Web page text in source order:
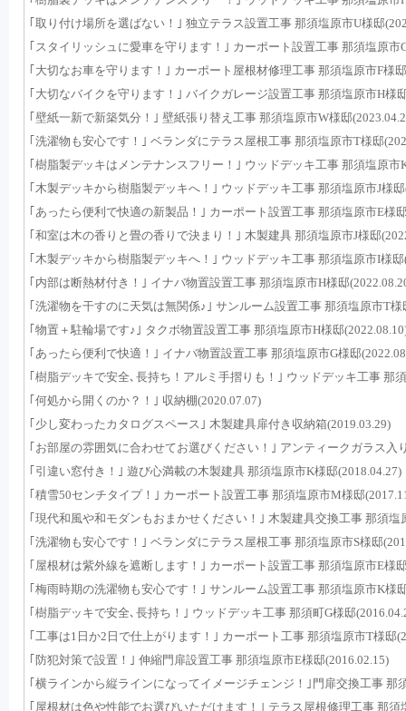
｢取り付け場所を選ばない！｣ 独立テラス設置工事 那須塩原市U様邸
｢スタイリッシュに愛車を守ります！｣ カーポート設置工事 那須塩原市
｢大切なお車を守ります！｣ カーポート屋根材修理工事 那須塩原市F様
｢大切なバイクを守ります！｣ バイクガレージ設置工事 那須塩原市H様
｢壁紙一新で新築気分！｣ 壁紙張り替え工事 那須塩原市W様邸
｢洗濯物も安心です！｣ ベランダにテラス屋根工事 那須塩原市T様邸
｢樹脂製デッキはメンテナンスフリー！｣ ウッドデッキ工事 那須塩原市
｢木製デッキから樹脂製デッキへ！｣ ウッドデッキ工事 那須塩原市J様
｢あったら便利で快適の新製品！｣ カーポート設置工事 那須塩原市E様
｢和室は木の香りと畳の香りで決まり！｣ 木製建具 那須塩原市J様邸
｢木製デッキから樹脂製デッキへ！｣ ウッドデッキ工事 那須塩原市I様邸
｢内部は断熱材付き！｣ イナバ物置設置工事 那須塩原市H様邸
｢洗濯物を干すのに天気は無関係♪｣ サンルーム設置工事 那須塩原市T様
｢物置＋駐輪場です♪｣ タクボ物置設置工事 那須塩原市H様邸
｢あったら便利で快適！｣ イナバ物置設置工事 那須塩原市G様邸
｢樹脂デッキで安全､長持ち！アルミ手摺りも！｣ ウッドデッキ工事 那
｢何処から開くのか？！｣ 収納棚(2020.07.07)
｢少し変わったカタログスペース｣ 木製建具扉付き収納箱(2019.03.29)
｢お部屋の雰囲気に合わせてお選びください！｣ アンティークガラス入
｢引違い窓付き！｣ 遊び心満載の木製建具 那須塩原市K様邸(2018.04.27)
｢積雪50センチタイプ！｣ カーポート設置工事 那須塩原市M様邸
｢現代和風や和モダンもおまかせください！｣ 木製建具交換工事 那須塩
｢洗濯物も安心です！｣ ベランダにテラス屋根工事 那須塩原市S様邸
｢屋根材は紫外線を遮断します！｣ カーポート設置工事 那須塩原市E様
｢梅雨時期の洗濯物も安心です！｣ サンルーム設置工事 那須塩原市K様
｢樹脂デッキで安全､長持ち！｣ ウッドデッキ工事 那須町G様邸
｢工事は1日か2日で仕上がります！｣ カーポート工事 那須塩原市T様邸
｢防犯対策で設置！｣ 伸縮門扉設置工事 那須塩原市E様邸(2016.02.15)
｢横ラインから縦ラインになってイメージチェンジ！｣門扉交換工事 那
｢屋根材は色や性能でお選びいただけます！｣ テラス屋根修理工事 那須